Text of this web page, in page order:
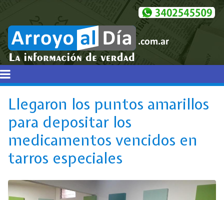
Llegaron los puntos amarillos
para depositar los
medicamentos vencidos en
tarros especiales